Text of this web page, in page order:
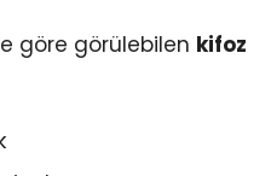
göre görülebilen kifoz